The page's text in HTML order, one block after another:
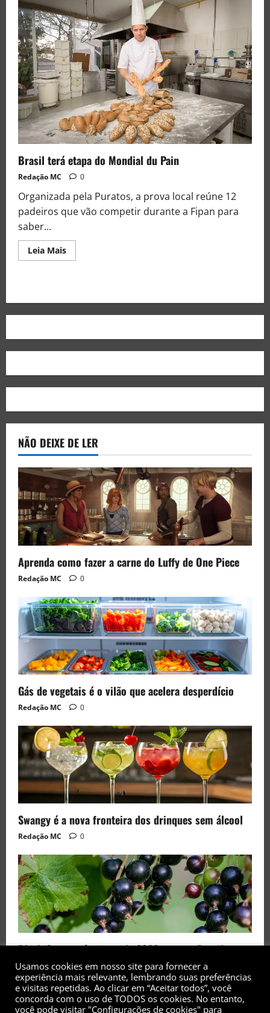
Brasil terá etapa do Mondial du Pain
Redação MC 0
Organizada pela Puratos, a prova local reúne 12
padeiros que vão competir durante a Fipan para
saber...
Leia Mais
NÃO DEIXE DE LER
Aprenda como fazer a carne do Luffy de One Piece
Redação MC 0
Gás de vegetais é o vilão que acelera desperdício
Redação MC 0
Swangy é a nova fronteira dos drinques sem álcool
Redação MC 0
Black Currant é a fruta de 2026 rara no Brasil
Redação MC 0
Usamos cookies em nosso site para fornecer a
experiência mais relevante, lembrando suas preferências
e visitas repetidas. Ao clicar em “Aceitar todos”, você
concorda com o uso de TODOS os cookies. No entanto,
você pode visitar "Configurações de cookies" para